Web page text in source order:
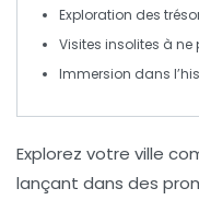
Exploration des
Visites insolites à ne
Immersion dans l’
Explorez votre ville
lançant dans des